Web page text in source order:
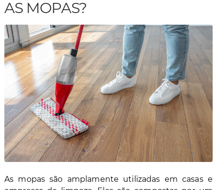
AS MOPAS?
As mopas são amplamente utilizadas em casas e